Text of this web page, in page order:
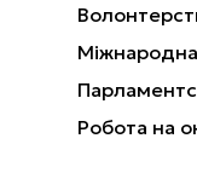
Робота на